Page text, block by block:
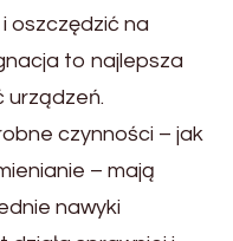
oszczędzić na
to najlepsza
urządzeń.
czynności – jak
– mają
nawyki